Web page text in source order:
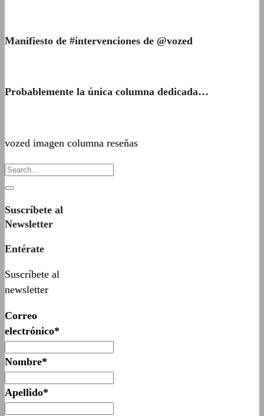
Manifiesto de #intervenciones de @vozed
Probablemente la única columna dedicada…
vozed imagen columna reseñas
Suscríbete al
Newsletter
Entérate
Suscríbete al
newsletter
Correo
electrónico*
Nombre*
Apellido*